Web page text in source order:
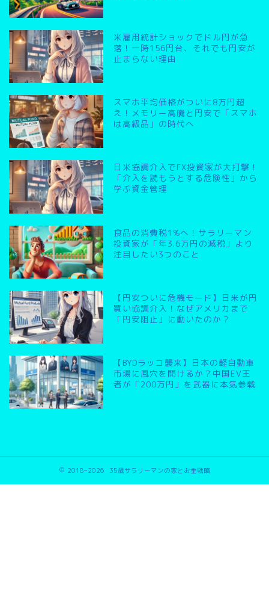
米雇用統計ショックでドル円が急
落！一時156円台、それでも円安が
止まらない理由
スマホ平均価格がついに8万円超
え！メモリー高騰と円安で「スマホ
は高級品」の時代へ
日米協調介入でFX投資家が大打撃！
「介入を読もうとする危険性」から
学ぶ資金管理
食品の消費税1%へ！サラリーマン
投資家が「年3.6万円の減税」より
注目したい3つのこと
【円安ついに危機モード】日米が円
買い協調介入！なぜアメリカまで
「円安阻止」に動いたのか？
【BYDラッコ襲来】日本の軽自動車
市場に風穴を開けるか？中国EV王
者が「200万円」を武器に本気参戦
2018–2026 35歳サラリーマンの家とお金戦略